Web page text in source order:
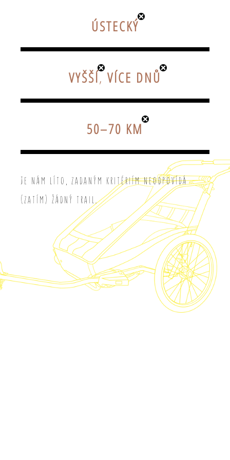
ÚSTECKÝ
VYŠŠÍ, VÍCE DNŮ
50–70 KM
Je nám líto, zadaným kritériím neodpovídá
(zatím) žádný trail.